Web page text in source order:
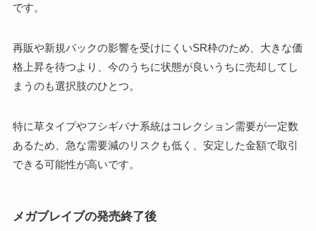
です。
再販や新規パックの影響を受けにくいSR枠のため、大きな価
格上昇を待つより、今のうちに状態が良いうちに売却してし
まうのも選択肢のひとつ。
特に草タイプやフシギバナ系統はコレクション需要が一定数
あるため、急な需要減のリスクも低く、安定した金額で取引
できる可能性が高いです。
メガブレイブの発売終了後